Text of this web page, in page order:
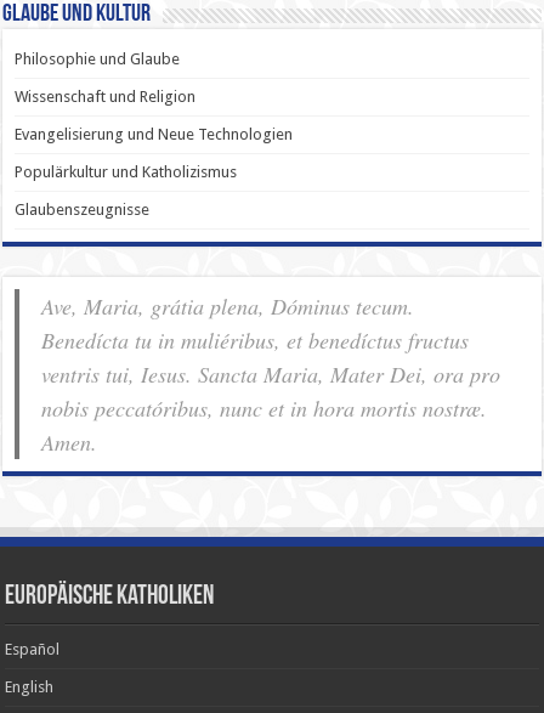
Glaube und Kultur
Philosophie und Glaube
Wissenschaft und Religion
Evangelisierung und Neue Technologien
Populärkultur und Katholizismus
Glaubenszeugnisse
Ave, Maria, grátia plena, Dóminus tecum.
Benedícta tu in muliéribus, et benedíctus fructus
ventris tui, Iesus. Sancta Maria, Mater Dei, ora pro
nobis pec­ca­tóribus, nunc et in hora mortis nostræ.
Amen.
Europäische Katholiken
Español
English